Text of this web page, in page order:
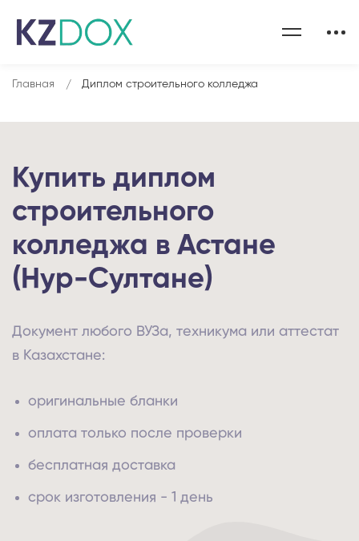
Главная Диплом строительного колледжа
Купить диплом
строительного
колледжа в Астане
(Нур-Султане)
Документ любого ВУЗа, техникума или аттестат
в Казахстане:
оригинальные бланки
оплата только после проверки
бесплатная доставка
срок изготовления - 1 день